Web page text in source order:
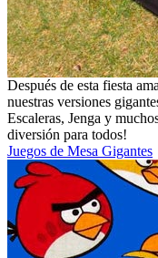
Después de esta fiesta
nuestras versiones
Escaleras, Jenga y
diversión para todos!
Juegos de Mesa Gigantes